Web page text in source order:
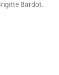
Bardot.